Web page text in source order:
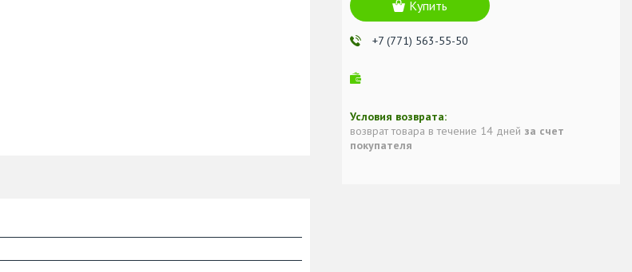
Купить
+7 (771) 563-55-50
возврат товара в течение 14 дней за счет
покупателя